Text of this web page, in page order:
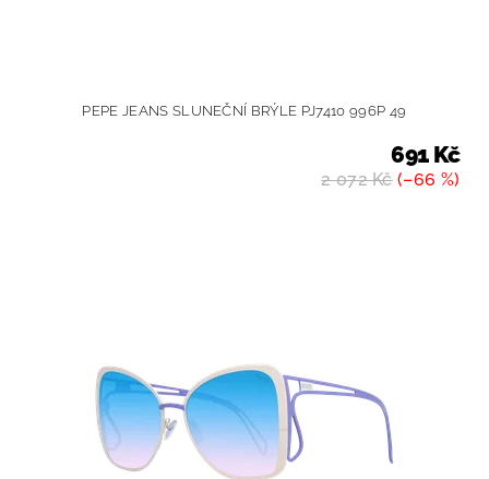
PEPE JEANS SLUNEČNÍ BRÝLE PJ7410 996P 49
2 072 Kč(–66 %)
691 Kč